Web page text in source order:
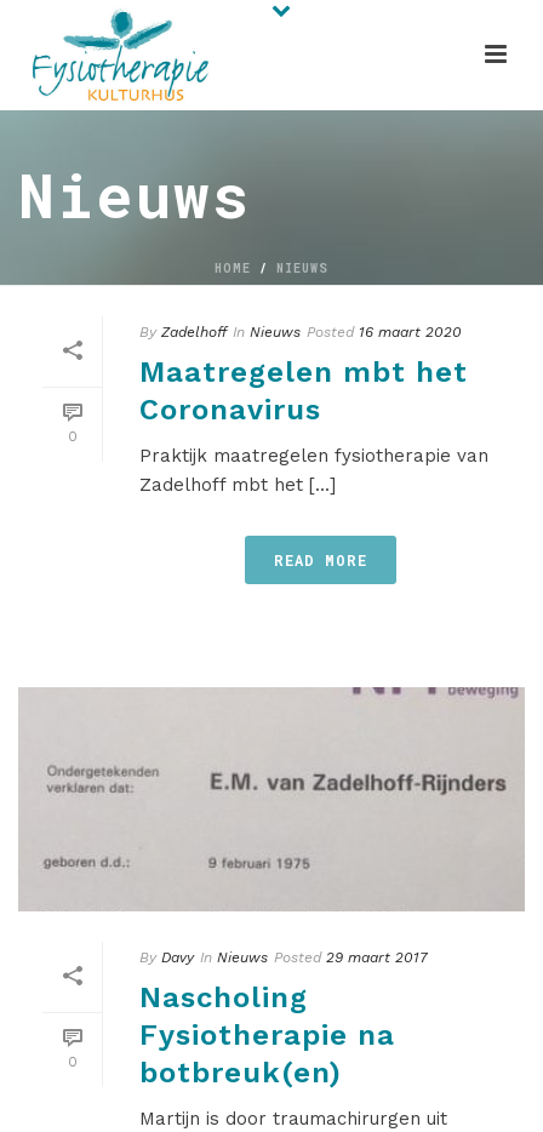
Nieuws
HOME / NIEUWS
0
By Zadelhoff In Nieuws Posted 16 maart 2020
Maatregelen mbt het
Coronavirus
Praktijk maatregelen fysiotherapie van
Zadelhoff mbt het [...]
READ MORE
0
By Davy In Nieuws Posted 29 maart 2017
Nascholing
Fysiotherapie na
botbreuk(en)
Martijn is door traumachirurgen uit